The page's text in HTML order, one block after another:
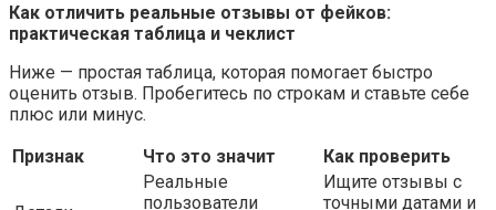
Как отличить реальные отзывы от фейков:
практическая таблица и чеклист
Ниже — простая таблица, которая помогает быстро
оценить отзыв. Пробегитесь по строкам и ставьте себе
плюс или минус.
Признак
Что это значит Как проверить
Реальные
пользователи
Ищите отзывы с
точными датами и